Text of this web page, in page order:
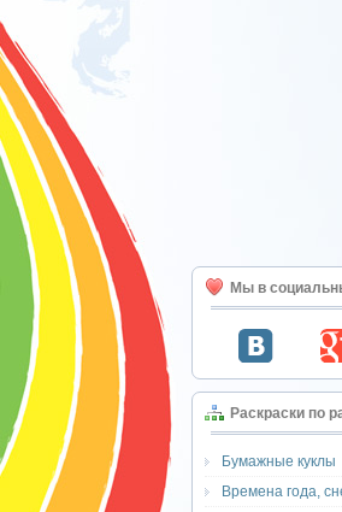
Мы в
Раскраски по
Бумажные куклы
Времена года,